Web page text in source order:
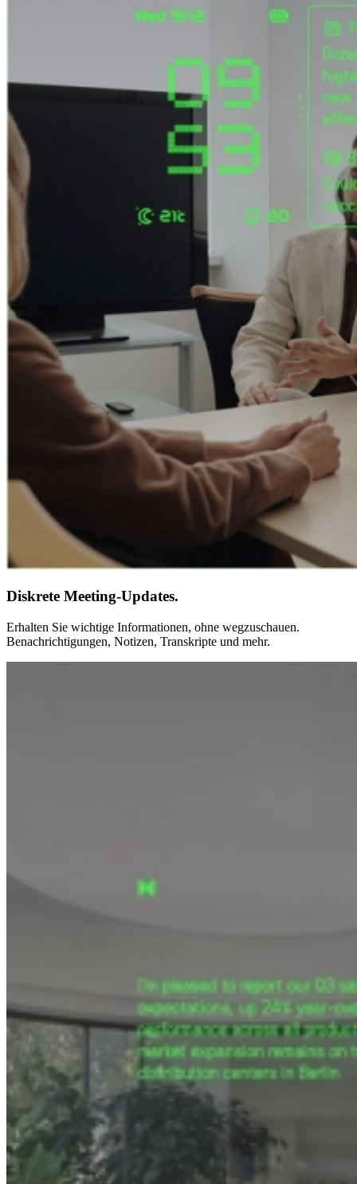
Diskrete Meeting-Updates.
Erhalten Sie wichtige Informationen, ohne wegzuschauen.
Benachrichtigungen, Notizen, Transkripte und mehr.